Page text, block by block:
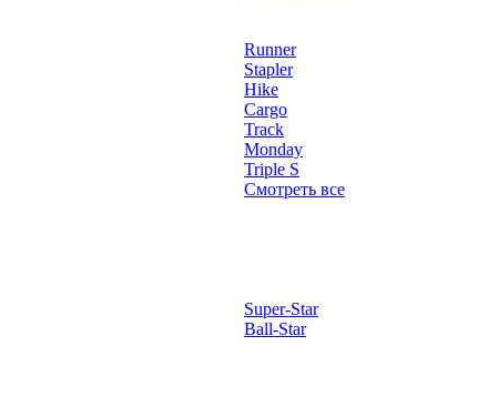
Runner
Stapler
Hike
Cargo
Track
Monday
Triple S
Смотреть все
Super-Star
Ball-Star